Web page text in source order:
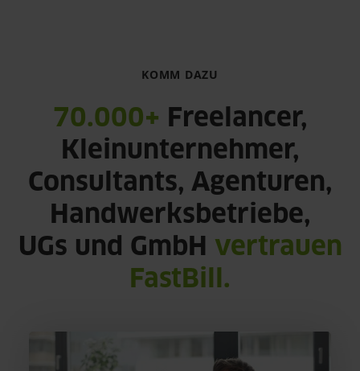
KOMM DAZU
70.000+ Freelancer,
Kleinunternehmer,
Consultants, Agenturen,
Handwerksbetriebe,
UGs und GmbH vertrauen
FastBill.